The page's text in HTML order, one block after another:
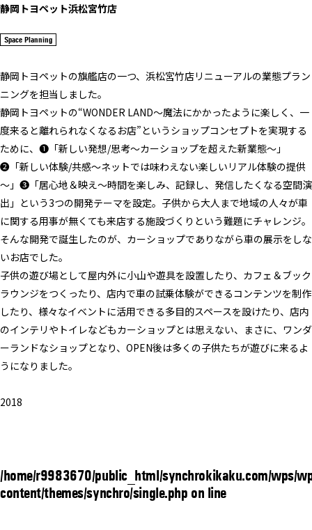
静岡トヨペット浜松宮竹店
Space Planning
静岡トヨペットの旗艦店の一つ、浜松宮竹店リニューアルの業態プラン
ニングを担当しました。
静岡トヨペットの“WONDER LAND～魔法にかかったように楽しく、一
度来ると離れられなくなるお店”というショップコンセプトを実現する
ために、❶「新しい発想/思考～カーショップを超えた新業態～」
❷「新しい体験/共感～ネットでは味わえない楽しいリアル体験の提供
～」❸「居心地＆映え～時間を楽しみ、記録し、発信したくなる空間演
出」という3つの開発テーマを設定。子供から大人まで地域の人々が車
に関する用事が無くても来店する施設づくりという難題にチャレンジ。
そんな開発で誕生したのが、カーショップでありながら車の展示をしな
いお店でした。
子供の遊び場として屋内外に小山や遊具を設置したり、カフェ＆ブック
ラウンジをつくったり、店内で車の試乗体験ができるコンテンツを制作
したり、様々なイベントに活用できる多目的スペースを設けたり、店内
のインテリやトイレなどもカーショップとは思えない、まさに、ワンダ
ーランドなショップとなり、OPEN後は多くの子供たちが遊びに来るよ
うになりました。
2018
/home/r9983670/public_html/synchrokikaku.com/wps/
content/themes/synchro/single.php on line